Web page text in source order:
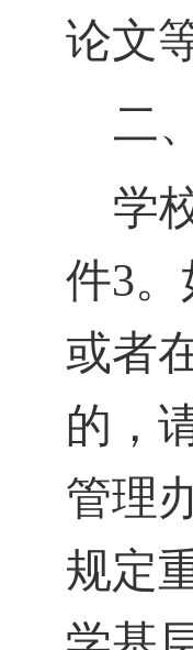
论文
二
学
件3
或者
的，
管理
规定